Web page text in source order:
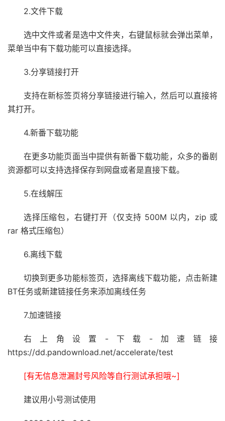
2.文件下载
选中文件或者是选中文件夹，右键鼠标就会弹出菜单，
菜单当中有下载功能可以直接选择。
3.分享链接打开
支持在新标签页将分享链接进行输入，然后可以直接将
其打开。
4.新番下载功能
在更多功能页面当中提供有新番下载功能，众多的番剧
资源都可以支持选择保存到网盘或者是直接下载。
5.在线解压
选择压缩包，右键打开（仅支持 500M 以内，zip 或
rar 格式压缩包）
6.离线下载
切换到更多功能标签页，选择离线下载功能，点击新建
BT任务或新建链接任务来添加离线任务
7.加速链接
右上角设置-下载-加速链接
https://dd.pandownload.net/accelerate/test
[有无信息泄漏封号风险等自行测试承担哦~]
建议用小号测试使用